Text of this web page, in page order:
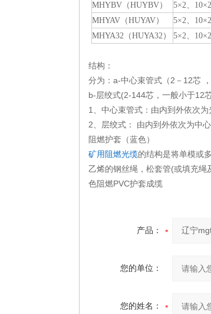
MHYBV（HUYBV）
5×2、
MHYAV（HUYAV）
5×2、
MHYA32（HUYA32）
5×2、
结构：
分为：a-中心束管式（2－12芯
b-层绞式(2-144芯，一般小于12
1、中心束管式：由内到外依次
2、层绞式： 由内到外依次为中
阻燃护套（蓝色）
矿用阻燃光缆的结构是将单模或
乙烯的钢丝绳，松套管(或填充
色阻燃PVC护套成缆
产品：
您的单位：
您的姓名：